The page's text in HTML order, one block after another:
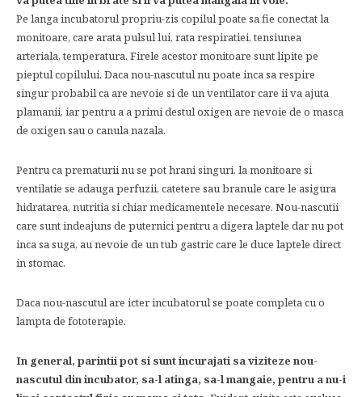
Pe langa incubatorul propriu-zis copilul poate sa fie conectat la
monitoare, care arata pulsul lui, rata respiratiei, tensiunea
arteriala, temperatura. Firele acestor monitoare sunt lipite pe
pieptul copilului. Daca nou-nascutul nu poate inca sa respire
singur probabil ca are nevoie si de un ventilator care ii va ajuta
plamanii, iar pentru a a primi destul oxigen are nevoie de o masca
de oxigen sau o canula nazala.
Pentru ca prematurii nu se pot hrani singuri, la monitoare si
ventilatie se adauga perfuzii, catetere sau branule care le asigura
hidratarea, nutritia si chiar medicamentele necesare. Nou-nascutii
care sunt indeajuns de puternici pentru a digera laptele dar nu pot
inca sa suga, au nevoie de un tub gastric care le duce laptele direct
in stomac.
Daca nou-nascutul are icter incubatorul se poate completa cu o
lampta de fototerapie.
In general, parintii pot si sunt incurajati sa viziteze nou-
nascutul din incubator, sa-l atinga, sa-l mangaie, pentru a nu-i